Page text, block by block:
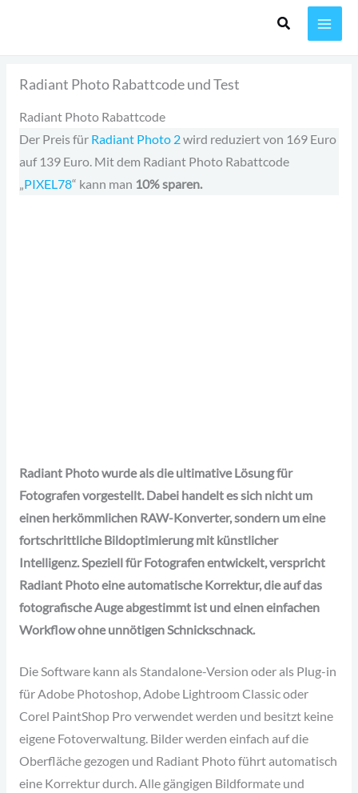
Radiant Photo Rabattcode und Test
Radiant Photo Rabattcode
Der Preis für Radiant Photo 2wird reduziert von 169 Euro
auf 139 Euro. Mit dem Radiant Photo Rabattcode
PIXEL78“ kann man 10% sparen.
Radiant Photo wurde als die ultimative Lösung für
Fotografen vorgestellt. Dabei handelt es sich nicht um
einen herkömmlichen RAW-Konverter, sondern um eine
fortschrittliche Bildoptimierung mit künstlicher
Intelligenz. Speziell für Fotografen entwickelt, verspricht
Radiant Photo eine automatische Korrektur, die auf das
fotografische Auge abgestimmt ist und einen einfachen
Workflow ohne unnötigen Schnickschnack.
Die Software kann als Standalone-Version oder als Plug-in
für Adobe Photoshop, Adobe Lightroom Classic oder
Corel PaintShop Pro verwendet werden und besitzt keine
eigene Fotoverwaltung. Bilder werden einfach auf die
Oberfläche gezogen und Radiant Photo führt automatisch
eine Korrektur durch. Alle gängigen Bildformate und